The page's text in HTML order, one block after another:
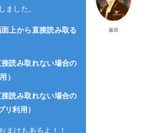
藤原
ました。
上から直接読み取る
読み取れない場合の
）
読み取れない場合の
リ利用）
けもあるよ！！